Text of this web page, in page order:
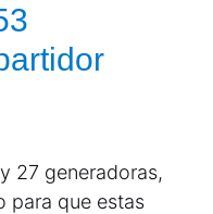
27 generadoras,
para que estas